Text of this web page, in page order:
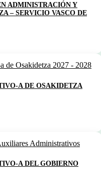
ADMINISTRACIÓN Y
– SERVICIO VASCO DE
A DE OSAKIDETZA
A DEL GOBIERNO